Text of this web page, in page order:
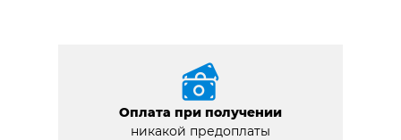
Оплата при получении
никакой предоплаты